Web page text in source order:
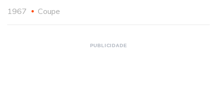
1967 Coupe
PUBLICIDADE